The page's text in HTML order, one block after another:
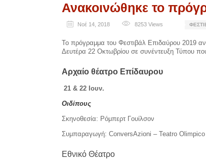
Ανακοινώθηκε το
Νοέ 14, 2018 8253 Views
Το πρόγραμμα του Φεστιβάλ Επιδαύρου 2019
Δευτέρα 22 Οκτωβρίου σε συνέντευξη Τύπου
Αρχαίο θέατρο Επίδαυρου
21 & 22 Ιουν.
Οιδίπους
Σκηνοθεσία: Ρόμπερτ Γουίλσον
Συμπαραγωγή: ConversAzioni – Teatro
Εθνικό Θέατρο